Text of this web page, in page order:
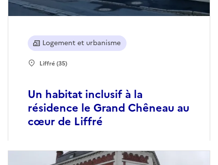
Un habitat inclusif à la
résidence le Grand Chêneau au
cœur de Liffré
Logement et urbanisme
Liffré (35)